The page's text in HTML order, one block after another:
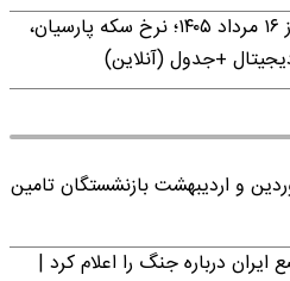
تازه ترین قیمت طلا و دلار امروز ۱۶ مرداد ۱۴۰۵؛ نرخ سکه پارسیان،
و اردیبهشت بازنشستگان تامین
درباره جنگ را اعلام کرد |